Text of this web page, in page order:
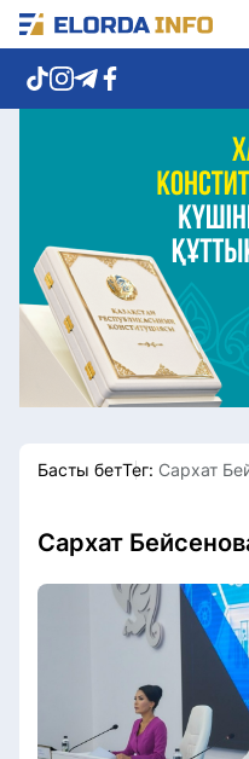
Елорда жаңалықтары
Саясат
Әлеумет
Экономика
Спорт
Мәдениет
Басты бетТег: Сархат
Сархат